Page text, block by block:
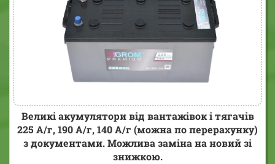
Великі акумулятори від вантажівок і тягачів
225 А/г, 190 А/г, 140 А/г (можна по перерахунку)
з документами. Можлива заміна на новий зі
знижкою.